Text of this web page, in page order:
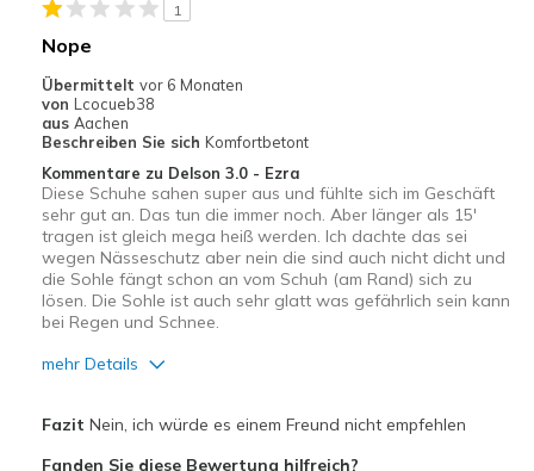
Casual Wear
Width
Sizing
Feels true to size
View On Shoes
I'm Really Into Shoes
1
Nope
Übermittelt vor 6 Monaten
von Lcocueb38
aus Aachen
Beschreiben Sie sich Komfortbetont
Kommentare zu Delson 3.0 - Ezra
Diese Schuhe sahen super aus und fühlte sich im Geschäft
sehr gut an. Das tun die immer noch. Aber länger als 15'
tragen ist gleich mega heiß werden. Ich dachte das sei
wegen Nässeschutz aber nein die sind auch nicht dicht und
die Sohle fängt schon an vom Schuh (am Rand) sich zu
lösen. Die Sohle ist auch sehr glatt was gefährlich sein kann
bei Regen und Schnee.
mehr Details
Fazit Nein, ich würde es einem Freund nicht empfehlen
Fanden Sie diese Bewertung hilfreich?